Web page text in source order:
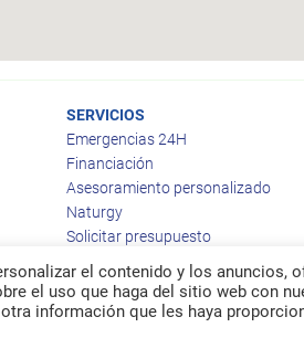
SERVICIOS
Emergencias 24H
Financiación
Asesoramiento personalizado
Naturgy
Solicitar presupuesto
el contenido y los anuncios,
el uso que haga del sitio web con
información que les haya